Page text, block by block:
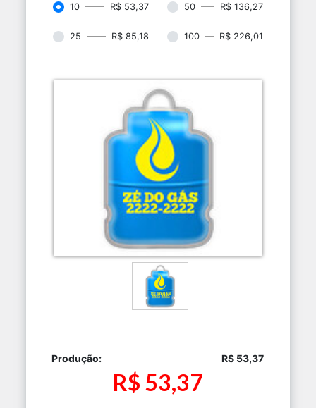
10 R$ 53,37 50 R$ 136,27
25 R$ 85,18 100 R$ 226,01
Produção: R$ 53,37
R$ 53,37